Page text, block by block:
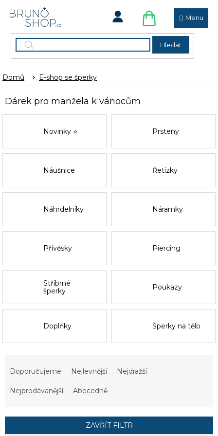
Hledat
NÁKUPNÍ
KOŠÍK
Domů E-shop se šperky
Dárek pro manžela k vánocům
Novinky ⭐ Prsteny
Náušnice Řetízky
Náhrdelníky Náramky
Přívěsky Piercing
Stříbrné
šperky
Poukazy
Doplňky Šperky na tělo
Doporučujeme Nejlevnější Nejdražší
Nejprodávanější Abecedně
ZAVŘÍT FILTR